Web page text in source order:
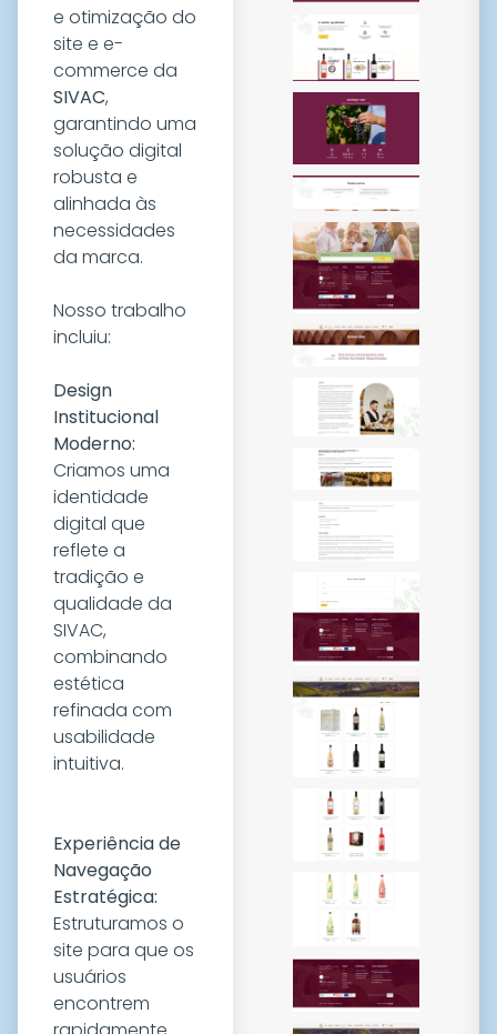
e otimização do
site e e-
commerce da
SIVAC,
garantindo uma
solução digital
robusta e
alinhada às
necessidades
da marca.
Nosso trabalho
incluiu:
Design
Institucional
Moderno:
Criamos uma
identidade
digital que
reflete a
tradição e
qualidade da
SIVAC,
combinando
estética
refinada com
usabilidade
intuitiva.
Experiência de
Navegação
Estratégica:
Estruturamos o
site para que os
usuários
encontrem